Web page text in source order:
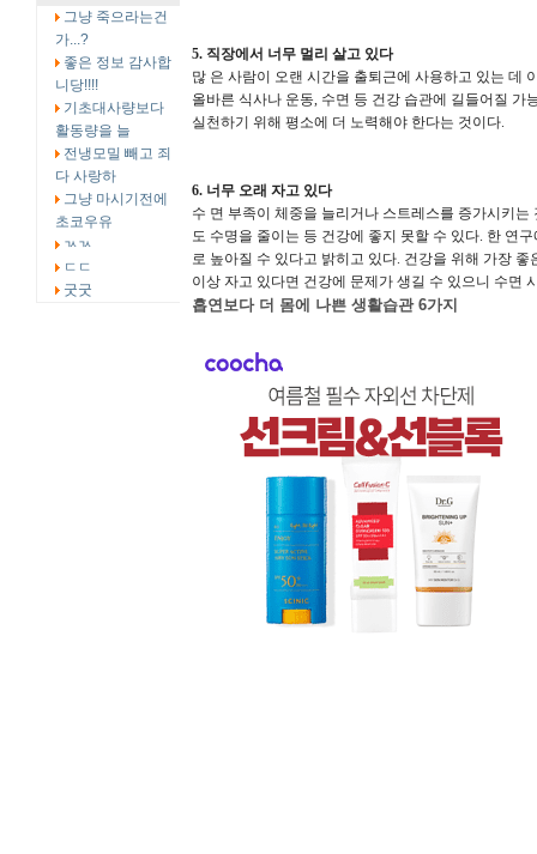
그냥 죽으라는건
가...?
좋은 정보 감사합
니당!!!!
기초대사량보다
활동량을 늘
전냉모밀 빼고 죄
다 사랑하
그냥 마시기전에
초코우유
ㄳㄳ
ㄷㄷ
굿굿
5. 직장에서 너무 멀리 살고 있다
많 은 사람이 오랜 시간을 출퇴근에 사용하고 있는 데
올바른 식사나 운동, 수면 등 건강 습관에 길들어질
실천하기 위해 평소에 더 노력해야 한다는 것이다.
6. 너무 오래 자고 있다
수 면 부족이 체중을 늘리거나 스트레스를 증가시키
도 수명을 줄이는 등 건강에 좋지 못할 수 있다. 한 연
로 높아질 수 있다고 밝히고 있다. 건강을 위해 가장
이상 자고 있다면 건강에 문제가 생길 수 있으니 수면
흡연보다 더 몸에 나쁜 생활습관 6가지